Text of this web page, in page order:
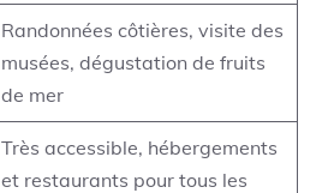
Randonnées côtières, visite des
musées, dégustation de fruits
de mer
Très accessible, hébergements
et restaurants pour tous les